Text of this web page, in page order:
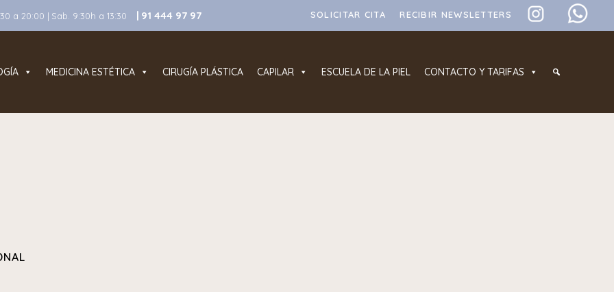
a 20:00 | Sab. 9:30h a 13:30 | 91 444 97 97 SOLICITAR CITA RECIBIR NEWSLETTERS
MEDICINA ESTÉTICA CIRUGÍA PLÁSTICA CAPILAR ESCUELA DE LA PIEL CONTACTO Y TARIFAS